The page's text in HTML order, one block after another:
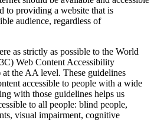
to providing a website that is
audience, regardless of
as strictly as possible to the World
Web Content Accessibility
the AA level. These guidelines
accessible to people with a wide
with those guidelines helps us
to all people: blind people,
visual impairment, cognitive